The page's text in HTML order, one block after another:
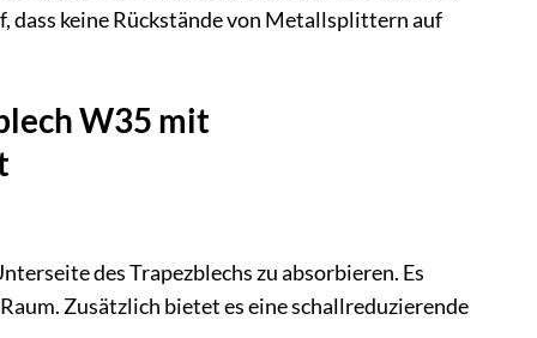
dass keine Rückstände von Metallsplittern auf
W35 mit
des Trapezblechs zu absorbieren. Es
Zusätzlich bietet es eine schallreduzierende